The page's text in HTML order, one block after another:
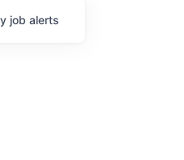
job alerts